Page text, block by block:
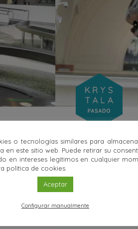
las
o tecnologías similares para
en este sitio web. Puede retirar su
en intereses legítimos en cualquier
política de cookies.
Aceptar
Configurar manualmente